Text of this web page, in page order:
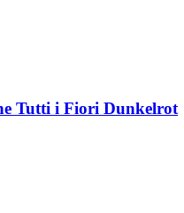
Tutti i Fiori Dunkelrot